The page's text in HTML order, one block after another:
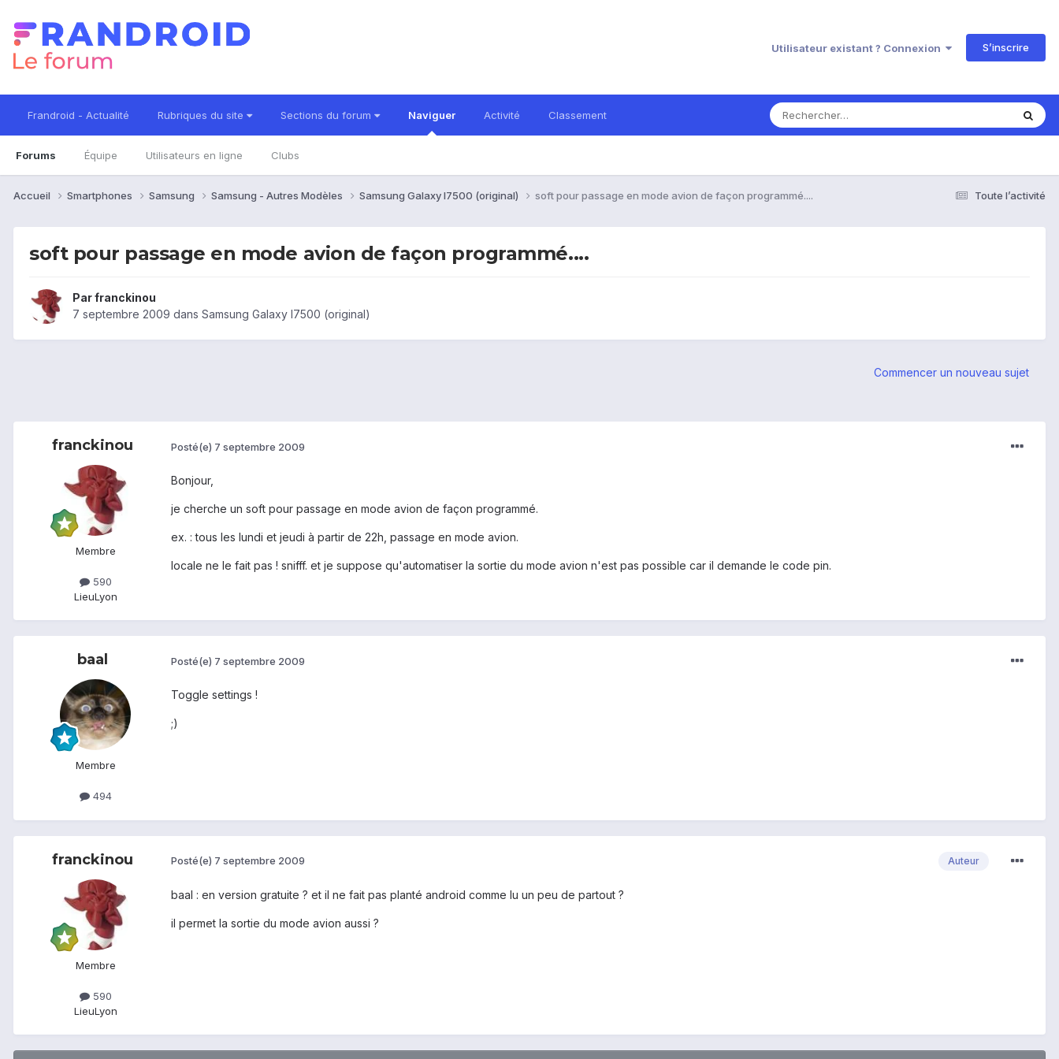
Utilisateur existant ? Connexion S’inscrire
Frandroid - Actualité Rubriques du site Sections du forum Naviguer
Forums Équipe Utilisateurs en ligne Clubs
Activité Classement
Toute l’activité
Accueil Smartphones Samsung Samsung - Autres Modèles Samsung Galaxy I7500 (original) soft pour passage en mode avion de façon programmé....
soft pour passage en mode avion de façon programmé....
Parfranckinou
7 septembre 2009 dans Samsung Galaxy I7500 (original)
Commencer un nouveau sujet
franckinou
Membre
590
LieuLyon
Posté(e) 7 septembre 2009
Bonjour,
je cherche un soft pour passage en mode avion de façon programmé.
ex. : tous les lundi et jeudi à partir de 22h, passage en mode avion.
locale ne le fait pas ! snifff. et je suppose qu'automatiser la sortie du mode avion n'est pas possible car il demande le code pin.
baal
Membre
494
Posté(e) 7 septembre 2009
Toggle settings !
;)
franckinou
Membre
590
LieuLyon
Auteur
Posté(e) 7 septembre 2009
baal : en version gratuite ? et il ne fait pas planté android comme lu un peu de partout ?
il permet la sortie du mode avion aussi ?